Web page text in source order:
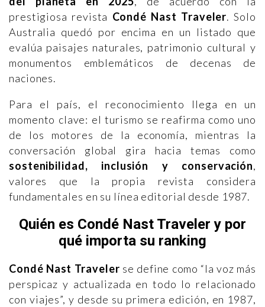
prestigiosa revista Condé Nast Traveler. Solo
Australia quedó por encima en un listado que
evalúa paisajes naturales, patrimonio cultural y
monumentos emblemáticos de decenas de
naciones.
Para el país, el reconocimiento llega en un
momento clave: el turismo se reafirma como uno
de los motores de la economía, mientras la
conversación global gira hacia temas como
sostenibilidad, inclusión y conservación,
valores que la propia revista considera
fundamentales en su línea editorial desde 1987.
Quién es Condé Nast Traveler y por
qué importa su ranking
Condé Nast Traveler se define como “la voz más
perspicaz y actualizada en todo lo relacionado
con viajes”, y desde su primera edición, en 1987,